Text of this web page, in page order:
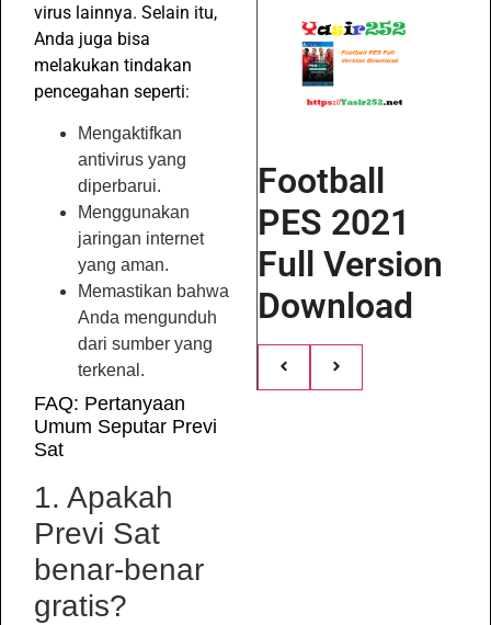
virus lainnya. Selain itu,
Anda juga bisa
melakukan tindakan
pencegahan seperti:
Mengaktifkan
antivirus yang
diperbarui.
Menggunakan
jaringan internet
yang aman.
Memastikan bahwa
Anda mengunduh
dari sumber yang
terkenal.
FAQ: Pertanyaan
Umum Seputar Previ
Sat
1. Apakah
Previ Sat
benar-benar
gratis?
Football
PES 2021
Full Version
Download